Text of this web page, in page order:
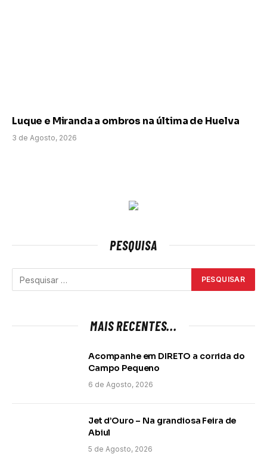
Luque e Miranda a ombros na última de Huelva
3 de Agosto, 2026
PESQUISA
MAIS RECENTES...
Acompanhe em DIRETO a corrida do
Campo Pequeno
6 de Agosto, 2026
Jet d’Ouro – Na grandiosa Feira de
Abiul
5 de Agosto, 2026